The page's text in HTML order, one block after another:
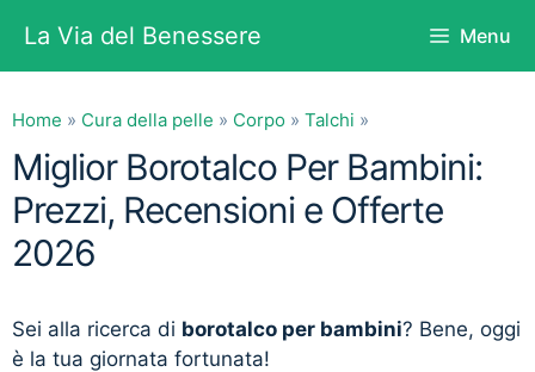
contenuto
La Via del Benessere Menu
Home » Cura della pelle » Corpo » Talchi »
Miglior Borotalco Per Bambini:
Prezzi, Recensioni e Offerte
2026
Sei alla ricerca di borotalco per bambini? Bene, oggi
è la tua giornata fortunata!